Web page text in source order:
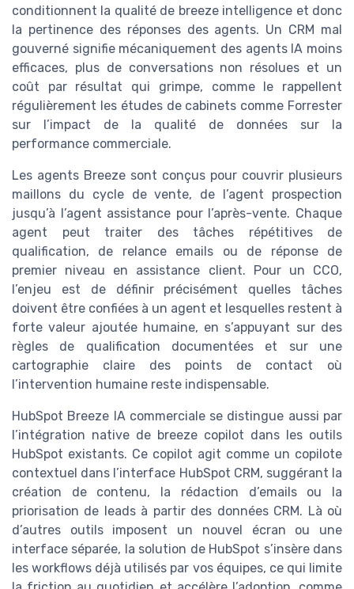
conditionnent la qualité de breeze intelligence et donc
la pertinence des réponses des agents. Un CRM mal
gouverné signifie mécaniquement des agents IA moins
efficaces, plus de conversations non résolues et un
coût par résultat qui grimpe, comme le rappellent
régulièrement les études de cabinets comme Forrester
sur l’impact de la qualité de données sur la
performance commerciale.
Les agents Breeze sont conçus pour couvrir plusieurs
maillons du cycle de vente, de l’agent prospection
jusqu’à l’agent assistance pour l’après-vente. Chaque
agent peut traiter des tâches répétitives de
qualification, de relance emails ou de réponse de
premier niveau en assistance client. Pour un CCO,
l’enjeu est de définir précisément quelles tâches
doivent être confiées à un agent et lesquelles restent à
forte valeur ajoutée humaine, en s’appuyant sur des
règles de qualification documentées et sur une
cartographie claire des points de contact où
l’intervention humaine reste indispensable.
HubSpot Breeze IA commerciale se distingue aussi par
l’intégration native de breeze copilot dans les outils
HubSpot existants. Ce copilot agit comme un copilote
contextuel dans l’interface HubSpot CRM, suggérant la
création de contenu, la rédaction d’emails ou la
priorisation de leads à partir des données CRM. Là où
d’autres outils imposent un nouvel écran ou une
interface séparée, la solution de HubSpot s’insère dans
les workflows déjà utilisés par vos équipes, ce qui limite